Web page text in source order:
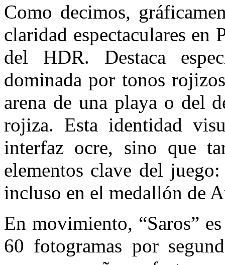
Como decimos,
claridad espectaculares en
del HDR. Destaca
dominada por tonos
arena de una playa o del
rojiza. Esta identidad
interfaz ocre, sino que
elementos clave del
incluso en el medallón de
En movimiento, “Saros”
60 fotogramas por